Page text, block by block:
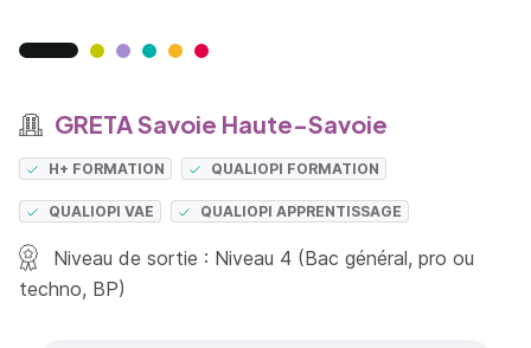
GRETA Savoie Haute-Savoie
H+ FORMATION QUALIOPI FORMATION
QUALIOPI VAE QUALIOPI APPRENTISSAGE
Niveau de sortie : Niveau 4 (Bac général, pro ou
techno, BP)